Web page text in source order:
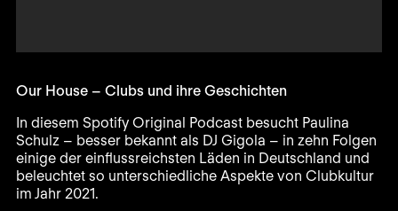
Our House – Clubs und ihre Geschichten
In diesem Spotify Original Podcast besucht Paulina
Schulz – besser bekannt als DJ Gigola – in zehn Folgen
einige der einflussreichsten Läden in Deutschland und
beleuchtet so unterschiedliche Aspekte von Clubkultur
im Jahr 2021.